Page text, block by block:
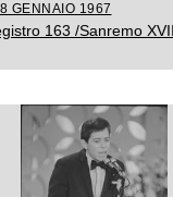
GENNAIO 1967
163 /Sanremo